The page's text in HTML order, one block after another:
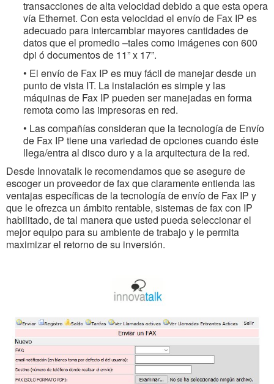
transacciones de alta velocidad debido a que esta opera
vía Ethernet. Con esta velocidad el envío de Fax IP es
adecuado para intercambiar mayores cantidades de
datos que el promedio –tales como imágenes con 600
dpi ó documentos de 11” x 17”.
• El envío de Fax IP es muy fácil de manejar desde un
punto de vista IT. La instalación es simple y las
máquinas de Fax IP pueden ser manejadas en forma
remota como las impresoras en red.
• Las compañías consideran que la tecnología de Envío
de Fax IP tiene una variedad de opciones cuando éste
llega/entra al disco duro y a la arquitectura de la red.
Desde Innovatalk le recomendamos que se asegure de
escoger un proveedor de fax que claramente entienda las
ventajas específicas de la tecnología de envío de Fax IP y
que le ofrezca un ámbito rentable, sistemas de fax con IP
habilitado, de tal manera que usted pueda seleccionar el
mejor equipo para su ambiente de trabajo y le permita
maximizar el retorno de su inversión.